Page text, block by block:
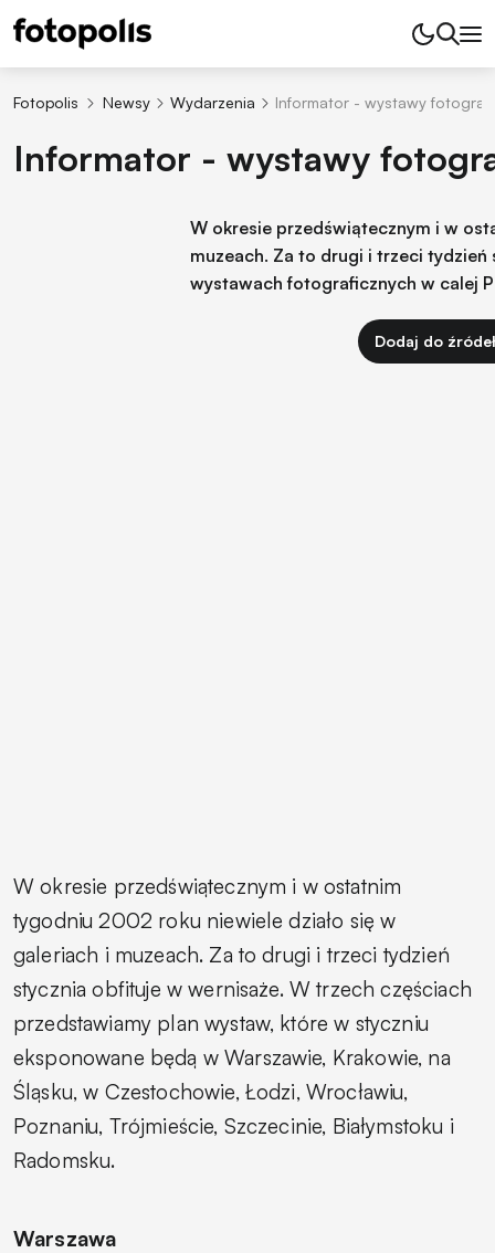
Fotopolis Newsy Wydarzenia Informator - wystawy
Informator - wystawy
W okresie przedświątecznym i w
muzeach. Za to drugi i trzeci
wystawach fotograficznych w calej
Dodaj do źródeł
W okresie przedświątecznym i w ostatnim
tygodniu 2002 roku niewiele działo się w
galeriach i muzeach. Za to drugi i trzeci tydzień
stycznia obfituje w wernisaże. W trzech częściach
przedstawiamy plan wystaw, które w styczniu
eksponowane będą w Warszawie, Krakowie, na
Śląsku, w Czestochowie, Łodzi, Wrocławiu,
Poznaniu, Trójmieście, Szczecinie, Białymstoku i
Radomsku.
Warszawa